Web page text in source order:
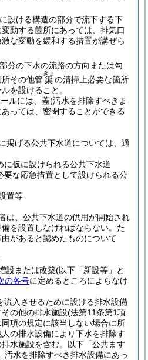
設ける構造の部分で流下する下
動する箇所にあっては、排気口
な変動を緩和する措置が講ぜら
分の下水の流路の方向または勾
その他管 渠
きょ
の清掃上必要な箇所
を設けること。
ルには、蓋(汚水を排除すべきま
っては、密閉することができる
掲げる公共下水道については、適
に仮に設けられる公共下水道
要な応急措置として設けられる公
置等
は、公共下水道の供用が開始され
を設置しなければならない。 た
があると認めたものについて
設または改築(以下「新設等」と
の各号に定めるところによらなけ
流入させるために設ける排水設備
の他の排水施設(法第11条第1項
項の規定に該当しない場合に所
の排水設備により下水を排除す
水施設を含む。以下「公共ます
汚水を排除すべき排水設備にあっ